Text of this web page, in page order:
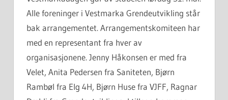
Alle foreninger i Vestmarka Grendeutvikling står
bak arrangementet. Arrangementskomiteen har
med en representant fra hver av
organisasjonene. Jenny Håkonsen er med fra
Velet, Anita Pedersen fra Saniteten, Bjørn
Rambøl fra Elg 4H, Bjørn Huse fra VJFF, Ragnar